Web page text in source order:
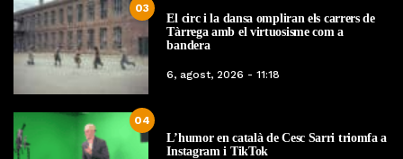
03
El circ i la dansa ompliran els carrers de
Tàrrega amb el virtuosisme com a
bandera
6, agost, 2026 - 11:18
04
L’humor en català de Cesc Sarri triomfa a
Instagram i TikTok